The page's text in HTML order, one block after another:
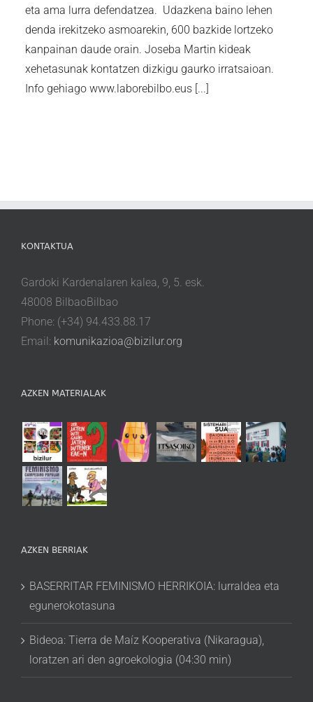
eta ama lurra defendatzea. Udazkena baino lehen
denda irekitzeko asmoarekin, 600 bazkide lortzeko
kanpainan daude orain. Joseba Martin kideak
xehetasunak kontatzen dizkigu gaurko irratsaioan.
Info gehiago www.laborebilbo.eus [...]
KONTAKTUA
Gardoki Kardenalaren kalea, 9, 5. esk.
48008 BilbaoBilbao
Phone: (+34) 94.433.88.17
Email: komunikazioa@bizilur.org
AZKEN MATERIALAK
AZKEN BERRIAK
BASERRITAR FEMINISMO HERRIKOIA: lurraldea eta
egunerokotasuna
Bideoa: Tierra de Maíz Kooperativa (Nikaragua),
loratzen ari den agroekologia (04:30 min)